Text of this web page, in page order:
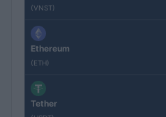
(VNST)
Ethereum
(ETH)
Tether